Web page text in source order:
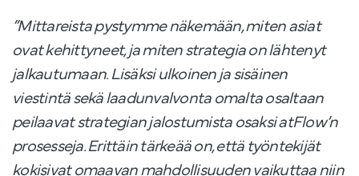
”Mittareista pystymme näkemään, miten asiat
ovat kehittyneet, ja miten strategia on lähtenyt
jalkautumaan. Lisäksi ulkoinen ja sisäinen
viestintä sekä laadunvalvonta omalta osaltaan
peilaavat strategian jalostumista osaksi atFlow’n
prosesseja. Erittäin tärkeää on, että työntekijät
kokisivat omaavan mahdollisuuden vaikuttaa niin